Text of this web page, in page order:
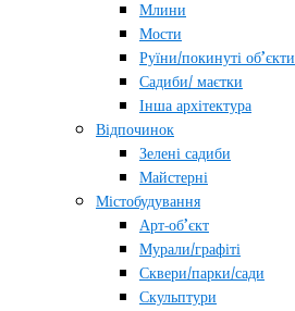
Млини
Мости
Руїни/покинуті об’єкти
Садиби/ маєтки
Інша архітектура
Відпочинок
Зелені садиби
Майстерні
Містобудування
Арт-об’єкт
Мурали/графіті
Сквери/парки/сади
Скульптури